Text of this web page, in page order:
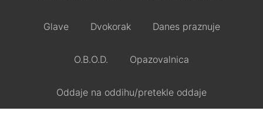
Glave Dvokorak Danes praznuje
O.B.O.D. Opazovalnica
Oddaje na oddihu/pretekle oddaje